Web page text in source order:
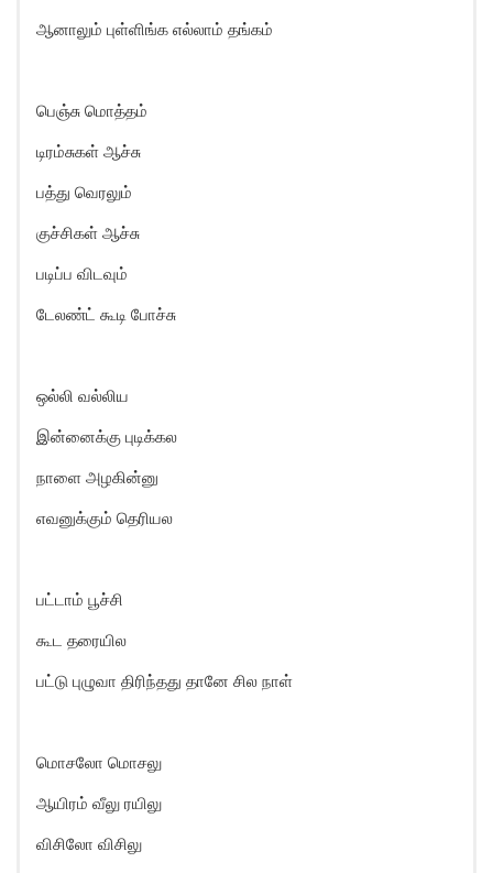
ஆனாலும் புள்ளிங்க எல்லாம் தங்கம்
பெஞ்சு மொத்தம்
டிரம்சுகள் ஆச்சு
பத்து வெரலும்
குச்சிகள் ஆச்சு
படிப்ப விடவும்
டேலண்ட் கூடி போச்சு
ஒல்லி வல்லிய
இன்னைக்கு புடிக்கல
நாளை அழகின்னு
எவனுக்கும் தெரியல
பட்டாம் பூச்சி
கூட தரையில
பட்டு புழுவா திரிந்தது தானே சில நாள்
மொசலோ மொசலு
ஆயிரம் வீலு ரயிலு
விசிலோ விசிலு